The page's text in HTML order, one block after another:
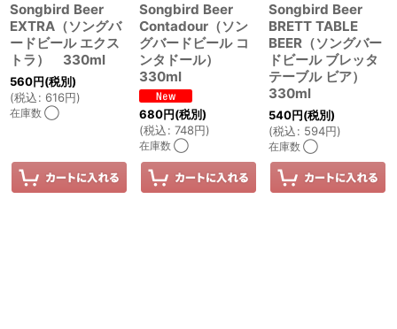
Songbird Beer
EXTRA（ソングバ
ードビール エクス
トラ） 330ml
560円(税別)
(税込: 616円)
在庫数 ◯
Songbird Beer
Contadour（ソン
グバードビール コ
ンタドール）
330ml
680円(税別)
(税込: 748円)
在庫数 ◯
Songbird Beer
BRETT TABLE
BEER（ソングバー
ドビール ブレッタ
テーブル ビア）
330ml
540円(税別)
(税込: 594円)
在庫数 ◯